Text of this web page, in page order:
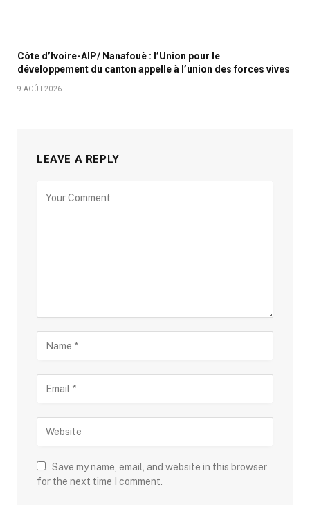
Côte d’Ivoire-AIP/ Nanafouè : l’Union pour le
développement du canton appelle à l’union des forces vives
9 AOÛT 2026
LEAVE A REPLY
Save my name, email, and website in this browser
for the next time I comment.